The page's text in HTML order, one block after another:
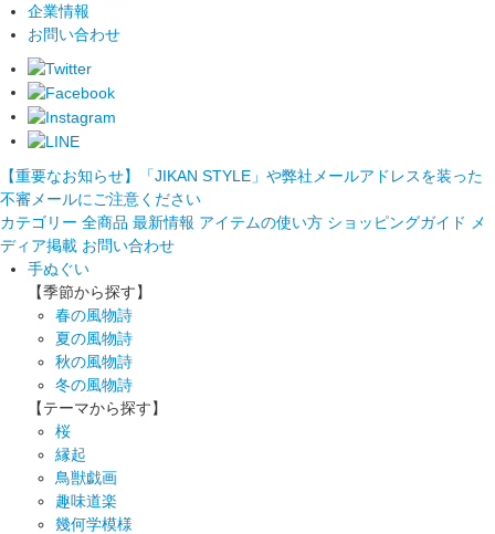
企業情報
お問い合わせ
【重要なお知らせ】「JIKAN STYLE」や弊社メールアドレスを装った
不審メールにご注意ください
カテゴリー 全商品 最新情報 アイテムの使い方 ショッピングガイド
メ
ディア掲載 お問い合わせ
手ぬぐい
【季節から探す】
春の風物詩
夏の風物詩
秋の風物詩
冬の風物詩
【テーマから探す】
桜
縁起
鳥獣戯画
趣味道楽
幾何学模様